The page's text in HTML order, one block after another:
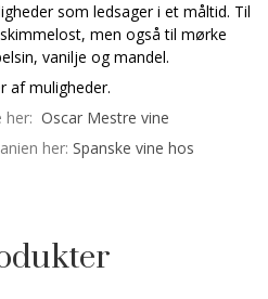
som ledsager i et måltid. Til
men også til mørke
vanilje og mandel.
af muligheder.
her: Oscar Mestre vine
her: Spanske vine hos